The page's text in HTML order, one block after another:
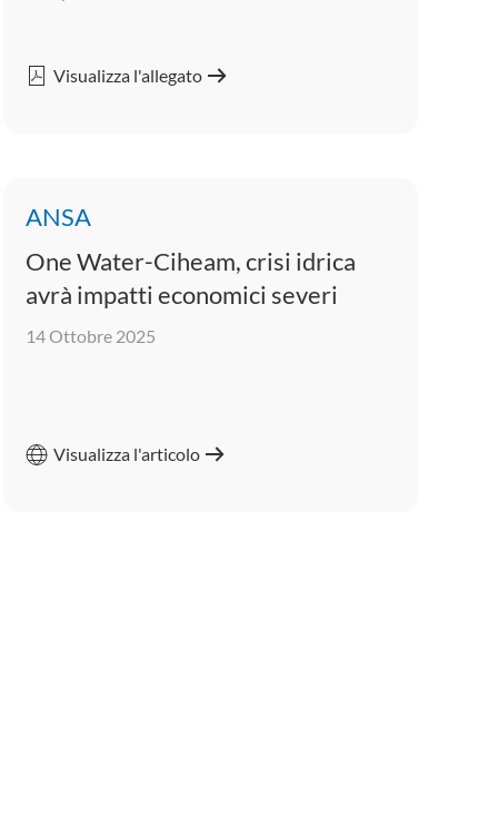
Visualizza l'allegato
ANSA
One Water-Ciheam, crisi idrica
avrà impatti economici severi
14 Ottobre 2025
Visualizza l'articolo